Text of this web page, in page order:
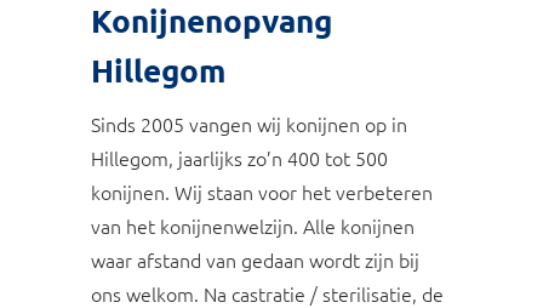
Konijnenopvang
Hillegom
Sinds 2005 vangen wij konijnen op in
Hillegom, jaarlijks zo’n 400 tot 500
konijnen. Wij staan voor het verbeteren
van het konijnenwelzijn. Alle konijnen
waar afstand van gedaan wordt zijn bij
ons welkom. Na castratie / sterilisatie, de